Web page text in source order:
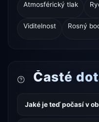
Atmosférický tlak
Viditelnost Rosný
Časté
Jaké je teď počasí v